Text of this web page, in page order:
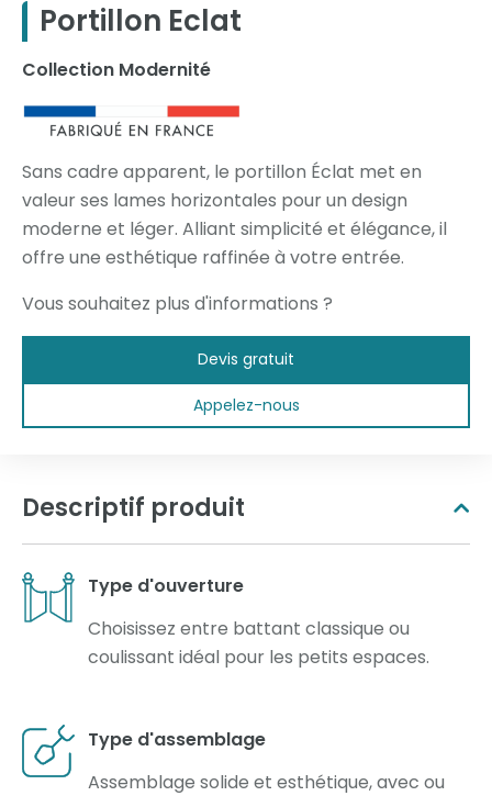
Portillon Eclat
Collection Modernité
Sans cadre apparent, le portillon Éclat met en
valeur ses lames horizontales pour un design
moderne et léger. Alliant simplicité et élégance, il
offre une esthétique raffinée à votre entrée.
Vous souhaitez plus d'informations ?
Devis gratuit
Appelez-nous
Descriptif produit
Type d'ouverture
Choisissez entre battant classique ou
coulissant idéal pour les petits espaces.
Type d'assemblage
Assemblage solide et esthétique, avec ou